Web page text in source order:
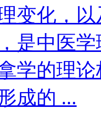
变化，
是中医
学的理
成的 ...